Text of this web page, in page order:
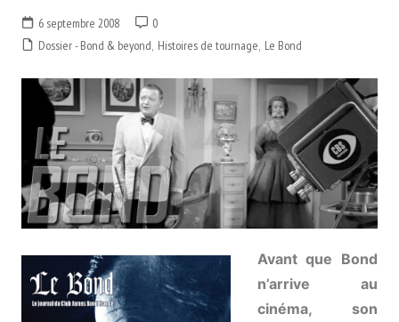
6 septembre 2008
0
Dossier - Bond & beyond Histoires de tournage Le Bond
Avant que Bond
n’arrive au
cinéma, son